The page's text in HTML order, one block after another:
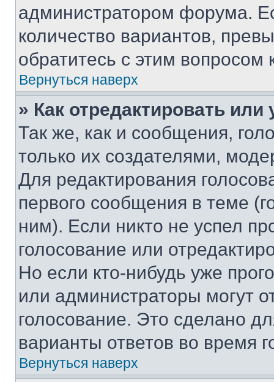
администратором форума.
количество вариантов,
обратитесь с этим вопросом
Вернуться наверх
» Как отредактировать
Так же, как и сообщения,
только их создателями,
Для редактирования
первого сообщения в теме
ним). Если никто не успел
голосование или
Но если кто-нибудь уже
или администраторы могут
голосование. Это сделано
варианты ответов во время
Вернуться наверх